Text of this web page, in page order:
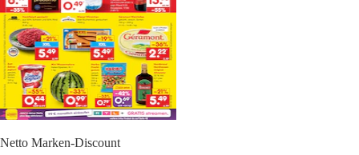
Netto Marken-Discount